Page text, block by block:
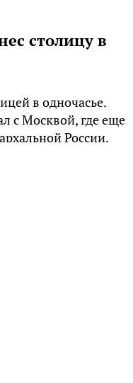
столицу в
в одночасье.
с Москвой, где еще
России.